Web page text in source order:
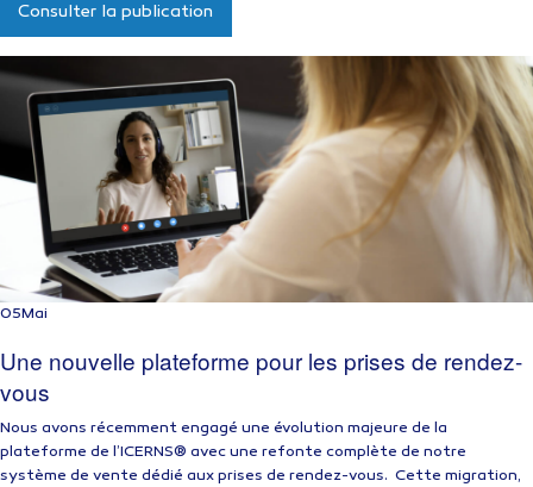
Consulter la publication
05Mai
Une nouvelle plateforme pour les prises de rendez-
vous
Nous avons récemment engagé une évolution majeure de la
plateforme de l’ICERNS® avec une refonte complète de notre
système de vente dédié aux prises de rendez-vous. Cette migration,